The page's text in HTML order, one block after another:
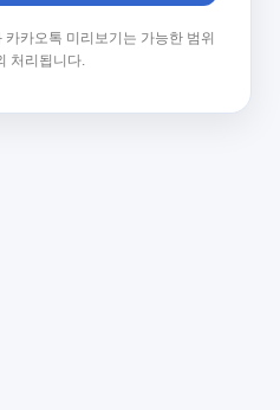
카오톡 미리보기는 가능한 범위
처리됩니다.